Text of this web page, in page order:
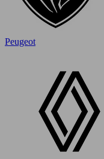
Peugeot